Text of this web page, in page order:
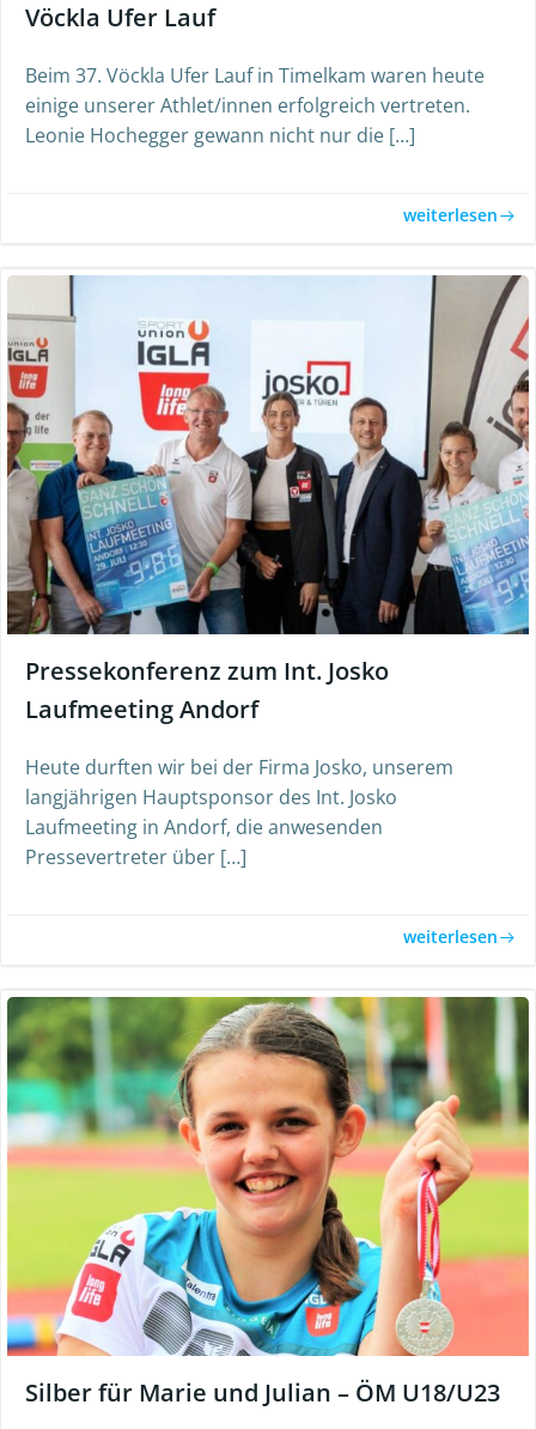
Vöckla Ufer Lauf
Beim 37. Vöckla Ufer Lauf in Timelkam waren heute
einige unserer Athlet/innen erfolgreich vertreten.
Leonie Hochegger gewann nicht nur die […]
weiterlesen
Pressekonferenz zum Int. Josko
Laufmeeting Andorf
Heute durften wir bei der Firma Josko, unserem
langjährigen Hauptsponsor des Int. Josko
Laufmeeting in Andorf, die anwesenden
Pressevertreter über […]
weiterlesen
Silber für Marie und Julian – ÖM U18/U23